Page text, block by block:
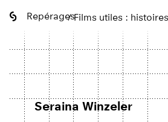
Repérages
Seraina Winzeler